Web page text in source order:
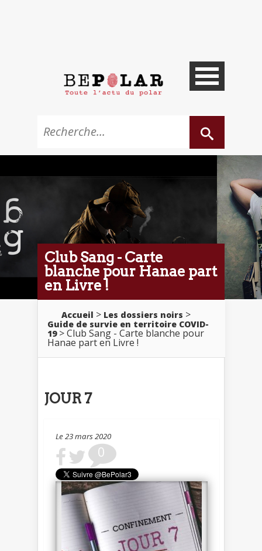
Club Sang - Carte
blanche pour Hanae part
en Livre !
Accueil > Les dossiers noirs >
Guide de survie en territoire COVID-
19> Club Sang - Carte blanche pour
Hanae part en Livre !
JOUR 7
Le 23 mars 2020
0